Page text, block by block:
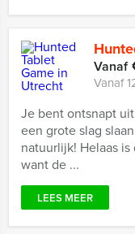
Vanaf
Vanaf
Je bent ontsnapt
een grote slag
natuurlijk! Helaas
want de ...
LEES MEER